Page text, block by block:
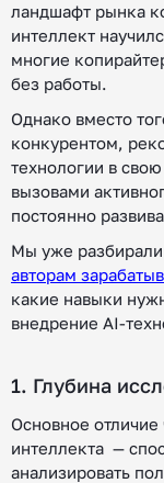
ландшафт рынка
интеллект
многие
без работы.
Однако вместо
конкурентом,
технологии в
вызовами
постоянно
Мы уже разбирали
авторам
какие навыки
внедрение AI-
1. Глубина
Основное отличие
интеллекта —
анализировать